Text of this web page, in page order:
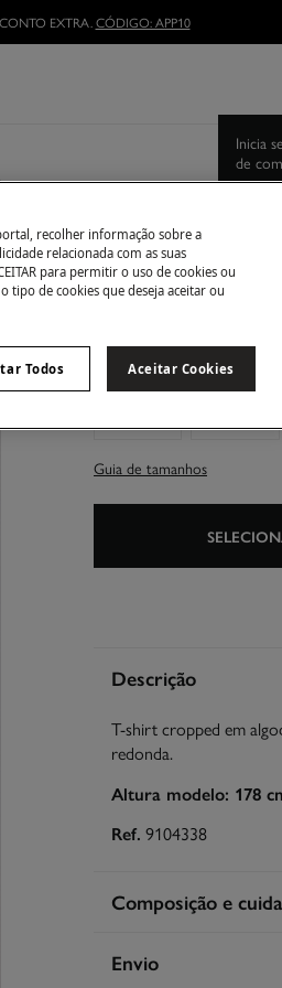
EXTRA.CÓDIGO: APP10
Inicia
de
Marie. T-shirt
€ 49,00
Côr:Castanho
Tamanho:
Guia de tamanhos
Descrição
T-shirt cropped em
redonda.
Altura modelo: 178
Ref. 9104338
Composição e
Composição
Envio
recolher informação sobre a
relacionada com as suas
para permitir o uso de cookies ou
tipo de cookies que deseja aceitar ou
Todos Aceitar Cookies